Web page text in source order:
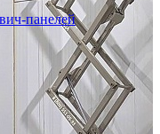
панелей